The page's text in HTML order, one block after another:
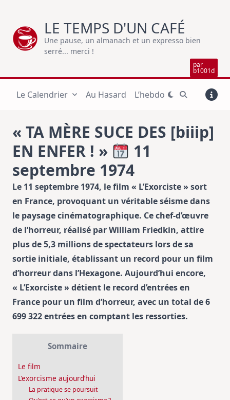
content
LE TEMPS D'UN CAFÉ
Une pause, un almanach et un expresso bien
serré... merci !
par
b1001d
Le Calendrier Au Hasard L’hebdo
« TA MÈRE SUCE DES [biiip]
EN ENFER ! »
11
septembre 1974
Le 11 septembre 1974, le film « L’Exorciste » sort
en France, provoquant un véritable séisme dans
le paysage cinématographique. Ce chef-d’œuvre
de l’horreur, réalisé par William Friedkin, attire
plus de 5,3 millions de spectateurs lors de sa
sortie initiale, établissant un record pour un film
d’horreur dans l’Hexagone. Aujourd’hui encore,
« L’Exorciste » détient le record d’entrées en
France pour un film d’horreur, avec un total de 6
699 322 entrées en comptant les ressorties.
Sommaire
Le film
L’exorcisme aujourd’hui
La pratique se poursuit